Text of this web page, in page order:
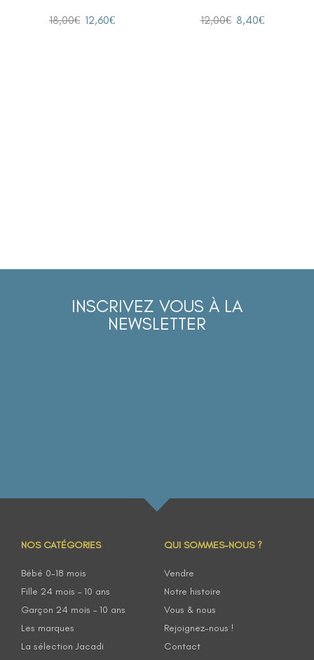
18,00€ 12,60€ 12,00€ 8,40€
INSCRIVEZ VOUS À LA
NEWSLETTER
NOS CATÉGORIES
Bébé 0-18 mois
Fille 24 mois – 10 ans
Garçon 24 mois – 10 ans
Les marques
La sélection Jacadi
QUI SOMMES-NOUS ?
Vendre
Notre histoire
Vous & nous
Rejoignez-nous !
Contact